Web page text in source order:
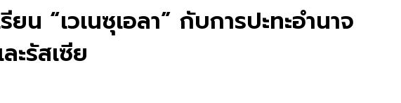
น “เวเนซุเอลา” กับการปะทะอำนาจ
ะรัสเซีย